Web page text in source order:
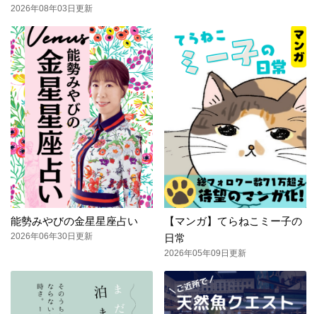
2026年08年03日更新
能勢みやびの金星星座占い
2026年06年30日更新
【マンガ】てらねこミー子の
日常
2026年05年09日更新